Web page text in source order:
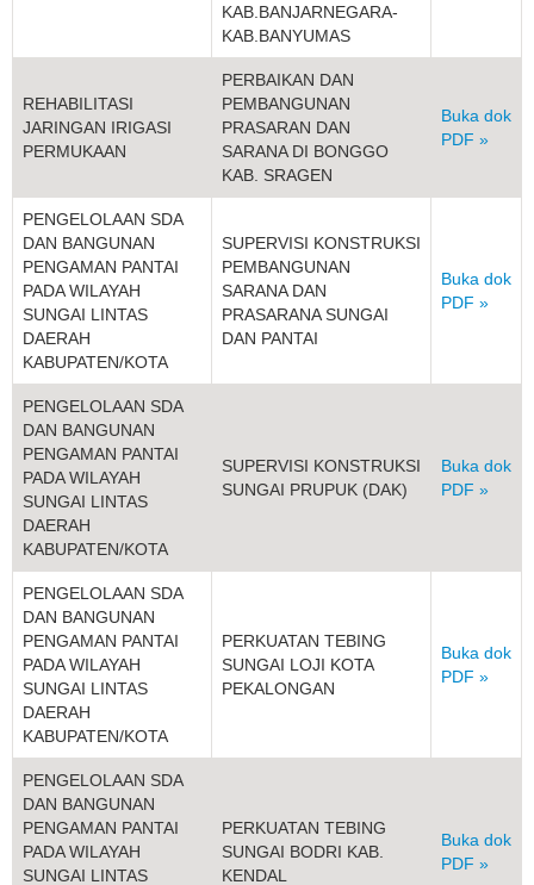
KAB.BANJARNEGARA-
KAB.BANYUMAS
REHABILITASI
JARINGAN IRIGASI
PERMUKAAN
PERBAIKAN DAN
PEMBANGUNAN
PRASARAN DAN
SARANA DI BONGGO
KAB. SRAGEN
Buka dok
PDF »
PENGELOLAAN SDA
DAN BANGUNAN
PENGAMAN PANTAI
PADA WILAYAH
SUNGAI LINTAS
DAERAH
KABUPATEN/KOTA
SUPERVISI KONSTRUKSI
PEMBANGUNAN
SARANA DAN
PRASARANA SUNGAI
DAN PANTAI
Buka dok
PDF »
PENGELOLAAN SDA
DAN BANGUNAN
PENGAMAN PANTAI
PADA WILAYAH
SUNGAI LINTAS
DAERAH
KABUPATEN/KOTA
SUPERVISI KONSTRUKSI
SUNGAI PRUPUK (DAK)
Buka dok
PDF »
PENGELOLAAN SDA
DAN BANGUNAN
PENGAMAN PANTAI
PADA WILAYAH
SUNGAI LINTAS
DAERAH
KABUPATEN/KOTA
PERKUATAN TEBING
SUNGAI LOJI KOTA
PEKALONGAN
Buka dok
PDF »
PENGELOLAAN SDA
DAN BANGUNAN
PENGAMAN PANTAI
PADA WILAYAH
SUNGAI LINTAS
PERKUATAN TEBING
SUNGAI BODRI KAB.
KENDAL
Buka dok
PDF »